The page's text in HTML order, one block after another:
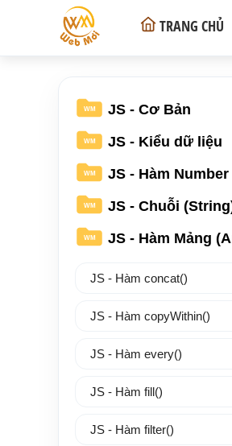
TRANG CHỦ
WM JS - Cơ Bản
WM JS - Kiểu dữ liệu
WM JS - Hàm Number
WM JS - Chuỗi
WM JS - Hàm Mảng
JS - Hàm concat()
JS - Hàm copyWithin()
JS - Hàm every()
JS - Hàm fill()
JS - Hàm filter()